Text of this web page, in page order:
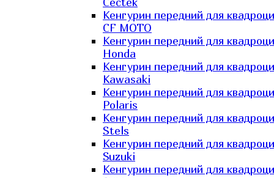
Кенгурин передний для
CF MOTO
Кенгурин передний для
Honda
Кенгурин передний для
Kawasaki
Кенгурин передний для
Polaris
Кенгурин передний для
Stels
Кенгурин передний для
Suzuki
Кенгурин передний для